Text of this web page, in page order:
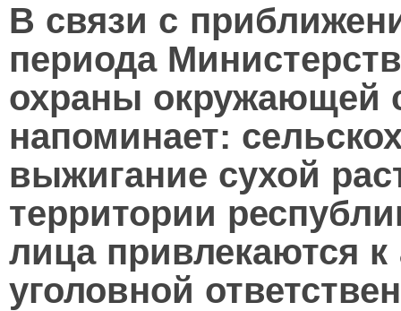
В связи с
периода
охраны окружающей
напоминает:
выжигание сухой
территории
лица привлекаются
уголовной